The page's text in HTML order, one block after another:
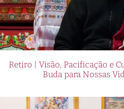
Retiro | Visão, Pacificação e
Buda para Nossas